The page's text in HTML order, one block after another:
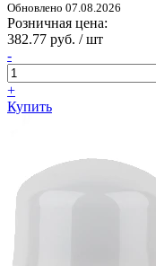
Обновлено 07.08.2026
Розничная цена:
382.77 руб. / шт
-
+
Купить